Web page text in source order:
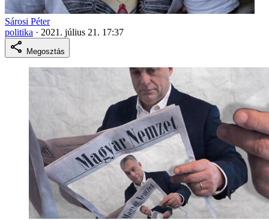
Sárosi Péter
politika · 2021. július 21. 17:37
Megosztás